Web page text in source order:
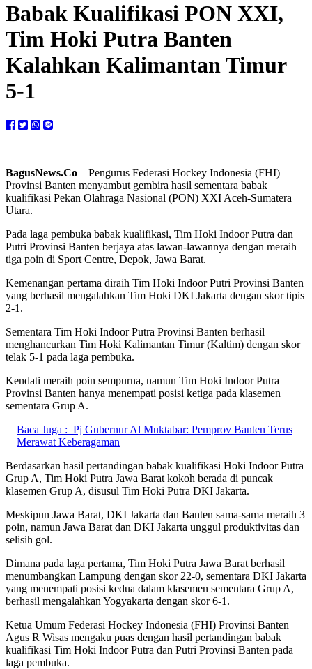
Babak Kualifikasi PON XXI,
Tim Hoki Putra Banten
Kalahkan Kalimantan Timur
5-1
BagusNews.Co – Pengurus Federasi Hockey Indonesia (FHI)
Provinsi Banten menyambut gembira hasil sementara babak
kualifikasi Pekan Olahraga Nasional (PON) XXI Aceh-Sumatera
Utara.
Pada laga pembuka babak kualifikasi, Tim Hoki Indoor Putra dan
Putri Provinsi Banten berjaya atas lawan-lawannya dengan meraih
tiga poin di Sport Centre, Depok, Jawa Barat.
Kemenangan pertama diraih Tim Hoki Indoor Putri Provinsi Banten
yang berhasil mengalahkan Tim Hoki DKI Jakarta dengan skor tipis
2-1.
Sementara Tim Hoki Indoor Putra Provinsi Banten berhasil
menghancurkan Tim Hoki Kalimantan Timur (Kaltim) dengan skor
telak 5-1 pada laga pembuka.
Kendati meraih poin sempurna, namun Tim Hoki Indoor Putra
Provinsi Banten hanya menempati posisi ketiga pada klasemen
sementara Grup A.
Baca Juga : Pj Gubernur Al Muktabar: Pemprov Banten Terus
Merawat Keberagaman
Berdasarkan hasil pertandingan babak kualifikasi Hoki Indoor Putra
Grup A, Tim Hoki Putra Jawa Barat kokoh berada di puncak
klasemen Grup A, disusul Tim Hoki Putra DKI Jakarta.
Meskipun Jawa Barat, DKI Jakarta dan Banten sama-sama meraih 3
poin, namun Jawa Barat dan DKI Jakarta unggul produktivitas dan
selisih gol.
Dimana pada laga pertama, Tim Hoki Putra Jawa Barat berhasil
menumbangkan Lampung dengan skor 22-0, sementara DKI Jakarta
yang menempati posisi kedua dalam klasemen sementara Grup A,
berhasil mengalahkan Yogyakarta dengan skor 6-1.
Ketua Umum Federasi Hockey Indonesia (FHI) Provinsi Banten
Agus R Wisas mengaku puas dengan hasil pertandingan babak
kualifikasi Tim Hoki Indoor Putra dan Putri Provinsi Banten pada
laga pembuka.